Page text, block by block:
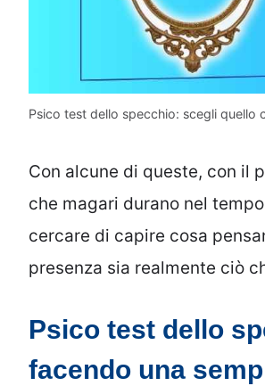
Psico test dello specchio: scegli quello
Con alcune di queste, con il
che magari durano nel
cercare di capire cosa
presenza sia realmente ciò
Psico test dello
facendo una